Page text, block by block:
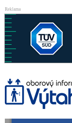
Reklama